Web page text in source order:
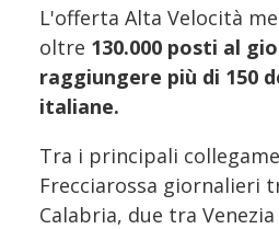
L'offerta Alta Velocità
oltre 130.000 posti al
raggiungere più di 150
italiane.
Tra i principali
Frecciarossa giornalieri
Calabria, due tra